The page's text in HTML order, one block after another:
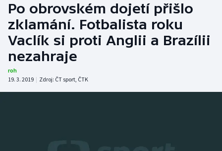
Hokej
Tenis
Atletika
Po obrovském dojetí přišlo
zklamání. Fotbalista roku
Vaclík si proti Anglii a Brazílii
nezahraje
roh
19. 3. 2019 | Zdroj: ČT sport, ČTK